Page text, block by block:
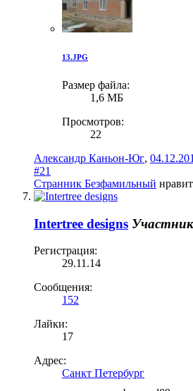
13.JPG
Размер файла:
1,6 МБ
Просмотров:
22
Александр Каньон-Юг,
#21
Странник Безфамильный
Intertree designs Участник
Регистрация:
29.11.14
Сообщения:
152
Лайки:
17
Адрес:
Санкт Петербург